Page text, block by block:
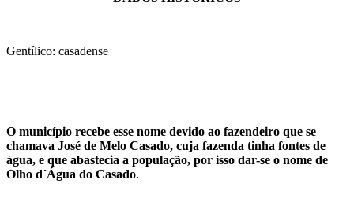
Gentílico: casadense
O município recebe esse nome devido ao fazendeiro que se
chamava José de Melo Casado, cuja fazenda tinha fontes de
água, e que abastecia a população, por isso dar-se o nome de
Olho d´Água do Casado.